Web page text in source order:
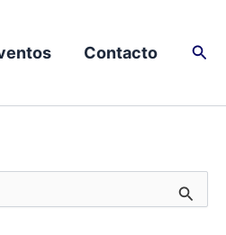
Contacto